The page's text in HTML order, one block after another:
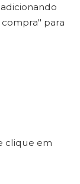
para
clique em